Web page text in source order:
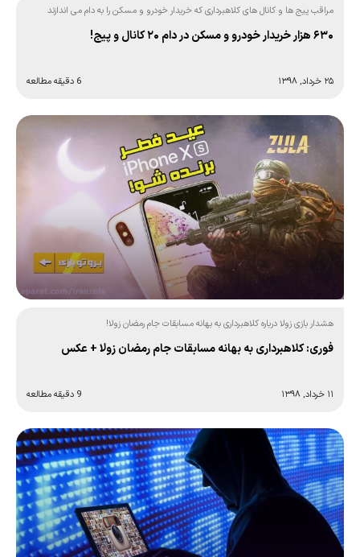
مراقب پیج ها و کانال های کلاهبرداری که خریدار خودرو و مسکن را به دام می اندازند
۶۳۰ هزار خریدار خودرو و مسکن در دام ۲۰ کانال و پیج!
۲۵ خرداد, ۱۳۹۸ 6 دقیقه مطالعه
هشدار بازی زولا درباره کلاهبرداری به بهانه مسابقات جام رمضان زولا!
فوری: کلاهبرداری به بهانه مسابقات جام رمضان زولا + عکس
۱۱ خرداد, ۱۳۹۸ 9 دقیقه مطالعه